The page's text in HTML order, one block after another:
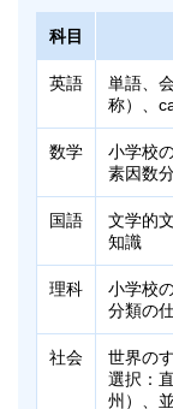
7/4（土）
科目
英語（40分・
数学（40分・
国語（40分・
理科（30分・
社会（30分・
詳細は以下の「
タイムテーブル
中１・中2
問題到着以降
原則、事前また
席者用として実施
科目
英語（40分・
数学（40分・
理科（30分・
詳細は以下の「
タイムテーブル
実施日時・タ
科目
英語
単語、
称）、
数学
小学校
素因数
国語
文学的
知識
理科
小学校
分類の
社会
世界の
選択：
州）、